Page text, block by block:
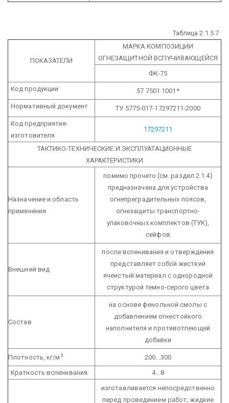
Таблица 2.1.5.7
ПОКАЗАТЕЛИ
МАРКА КОМПОЗИЦИИ
ОГНЕЗАЩИТНОЙ ВСПУЧИВАЮЩЕЙСЯ
ФК-75
Код продукции
57 7501 1001*
Нормативный документ
ТУ 5775-017-17297211-2000
Код предприятия-
изготовителя
17297211
ТАКТИКО-ТЕХНИЧЕСКИЕ И ЭКСПЛУАТАЦИОННЫЕ
ХАРАКТЕРИСТИКИ
Назначение и область
применения
помимо прочего (см. раздел 2.1.4)
предназначена для устройства
огнепреградительных поясов,
огнезащиты транспортно-
упаковочных комплектов (ТУК),
сейфов
Внешний вид
после вспенивания и отверждения
представляет собой жесткий
ячеистый материал с однородной
структурой темно-серого цвета
Состав
на основе фенольной смолы с
добавлением огнестойкого
наполнителя и противотлеющей
добавки
Плотность, кг/м3
200...300
Кратность вспенивания
4...8
изготавливается непосредственно
перед проведением работ; жидкие